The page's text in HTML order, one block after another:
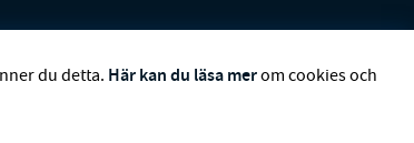
LAUREN RALPH LAUREN MALINA
du detta. Här kan du läsa merom cookies och